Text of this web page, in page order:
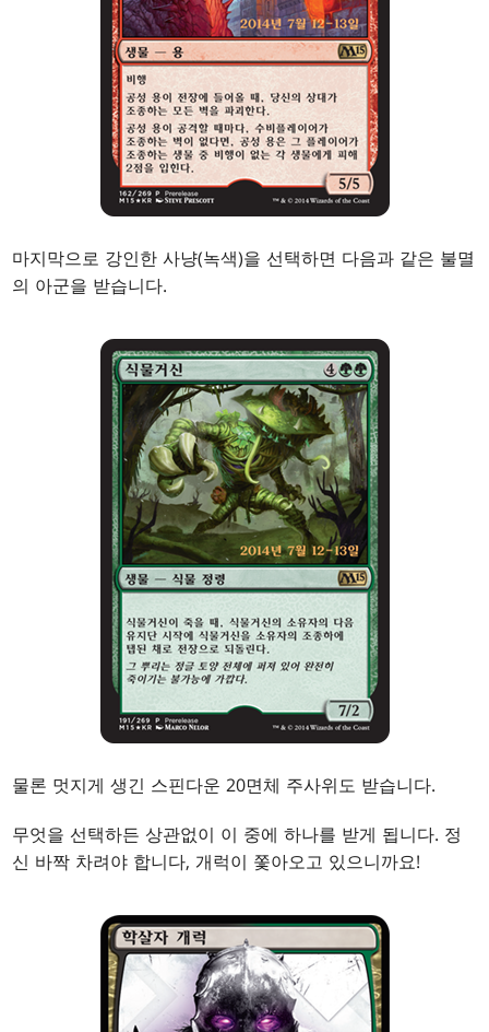
마지막으로 강인한 사냥(녹색)을 선택하면 다음과 같은 불멸
의 아군을 받습니다.
물론 멋지게 생긴 스핀다운 20면체 주사위도 받습니다.
무엇을 선택하든 상관없이 이 중에 하나를 받게 됩니다. 정
신 바짝 차려야 합니다, 개럭이 쫓아오고 있으니까요!